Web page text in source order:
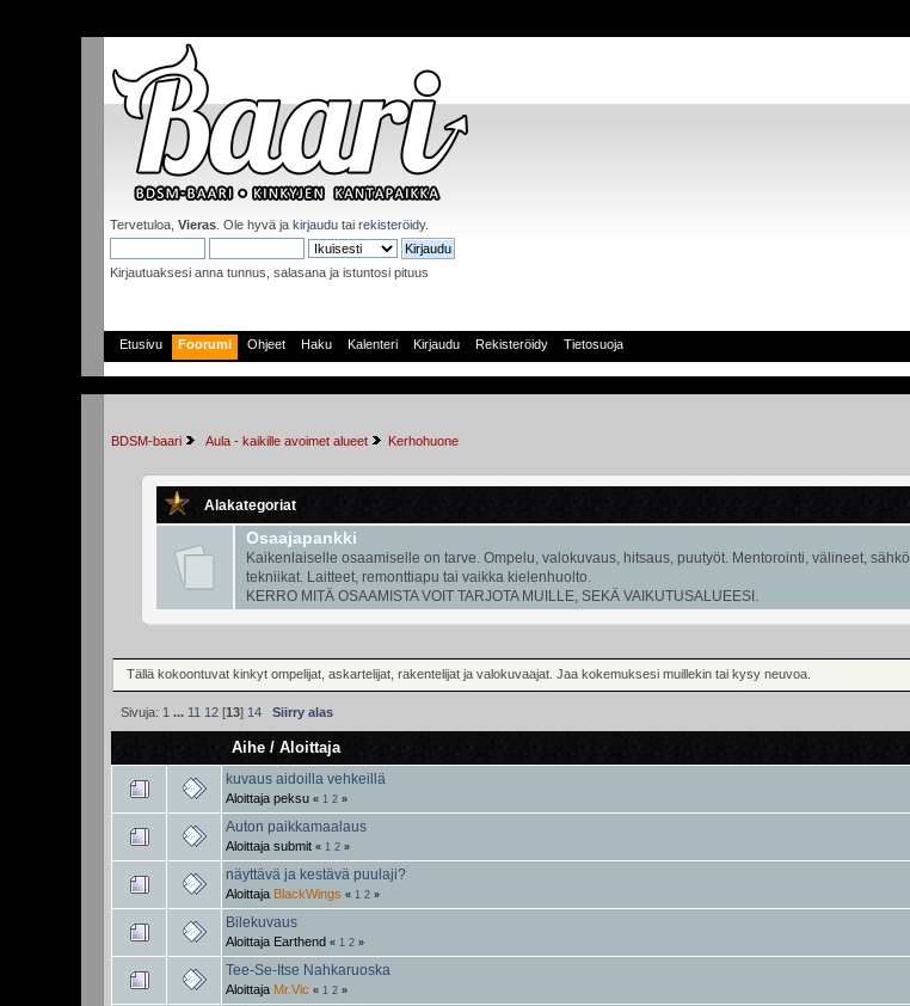
Tervetuloa,Vieras . Ole hyvä jakirjaudu tairekisteröidy.
Kirjautuaksesi anna tunnus, salasana ja istuntosi pituus
Etusivu Foorumi Ohjeet Haku Kalenteri Kirjaudu Rekisteröidy Tietosuoja
BDSM-baari Aula - kaikille avoimet alueet Kerhohuone
Alakategoriat
Osaajapankki
Kaikenlaiselle osaamiselle on tarve. Ompelu, valokuvaus, hitsaus, puutyöt. Mentorointi, välineet, sähkö,
tekniikat. Laitteet, remonttiapu tai vaikka kielenhuolto.
KERRO MITÄ OSAAMISTA VOIT TARJOTA MUILLE, SEKÄ VAIKUTUSALUEESI.
Tällä kokoontuvat kinkyt ompelijat, askartelijat, rakentelijat ja valokuvaajat. Jaa kokemuksesi muillekin tai kysy neuvoa.
Sivuja: 1 ... 11 12 [13] 14 Siirry alas
Aihe /Aloittaja
kuvaus aidoilla vehkeillä
Aloittajapeksu « 1 2 »
Auton paikkamaalaus
Aloittajasubmit « 1 2 »
näyttävä ja kestävä puulaji?
Aloittaja BlackWings « 1 2 »
Bilekuvaus
Aloittaja Earthend « 1 2 »
Tee-Se-Itse Nahkaruoska
Aloittaja Mr.Vic « 1 2 »